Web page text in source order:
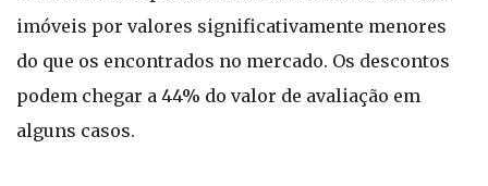
imóveis por valores significativamente menores
do que os encontrados no mercado. Os descontos
podem chegar a 44% do valor de avaliação em
alguns casos.